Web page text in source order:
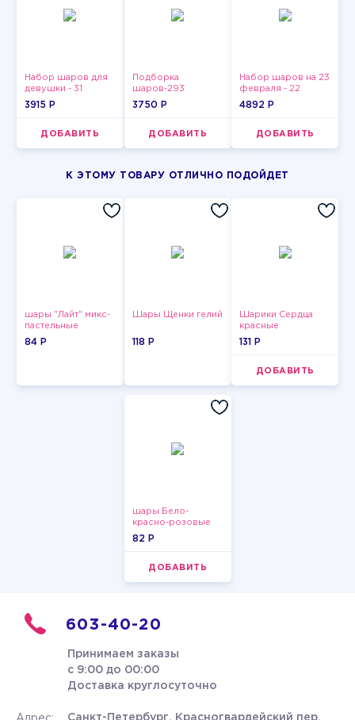
Набор шаров для
девушки - 31
3915 P
ДОБАВИТЬ
Подборка
шаров-293
3750 P
ДОБАВИТЬ
Набор шаров на 23
февраля - 22
4892 P
ДОБАВИТЬ
К ЭТОМУ ТОВАРУ ОТЛИЧНО ПОДОЙДЕТ
шары "Лайт" микс-
пастельные
84 P
Шары Щенки гелий
118 P
Шарики Сердца
красные
131 P
ДОБАВИТЬ
шары Бело-
красно-розовые
пастельные
82 P
ДОБАВИТЬ
603-40-20
Принимаем заказы
с 9:00 до 00:00
Доставка круглосуточно
Санкт-Петербург, Красногвардейский пер.